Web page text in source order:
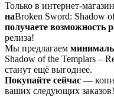
Только в интернет-
наBroken Sword: Shadow
получаете возможность
релиза!
Мы предлагаем
Shadow of the Templars –
станут ещё выгоднее.
Покупайте сейчас —
ваших следующих заказов!